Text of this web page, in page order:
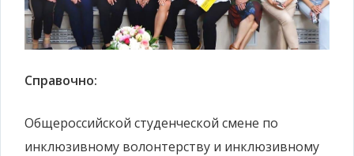
Справочно:
Общероссийской студенческой смене по
инклюзивному волонтерству и инклюзивному